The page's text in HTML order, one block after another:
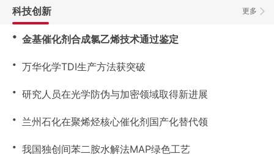
更多
科技创新
・ 金基催化剂合成氯乙烯技术通过鉴定
・ 万华化学TDI生产方法获突破
・ 研究人员在光学防伪与加密领域取得新进展
・ 兰州石化在聚烯烃核心催化剂国产化替代领
・ 我国独创间苯二胺水解法MAP绿色工艺